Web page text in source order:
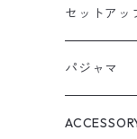
タンクトッ
スウェット/
ニット/セ
カーディガ
ダウンコート
その他
無地
ニットワン
ロングワン
パンツ・デ
ショートパ
スカート
セットアッ
パジャマ